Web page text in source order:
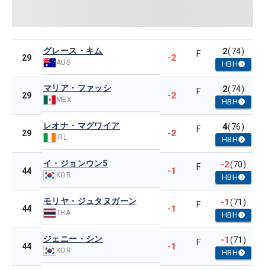
29
グレース・キム
AUS -2 F 2(74)
HBH
29
マリア・ファッシ
MEX -2 F 2(74)
HBH
29
レオナ・マグワイア
IRL -2 F 4(76)
HBH
44
イ・ジョンウン5
KOR -1 F -2(70)
HBH
44
モリヤ・ジュタヌガーン
THA -1 F -1(71)
HBH
44
ジェニー・シン
KOR -1 F -1(71)
HBH